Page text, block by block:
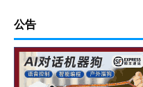
公告